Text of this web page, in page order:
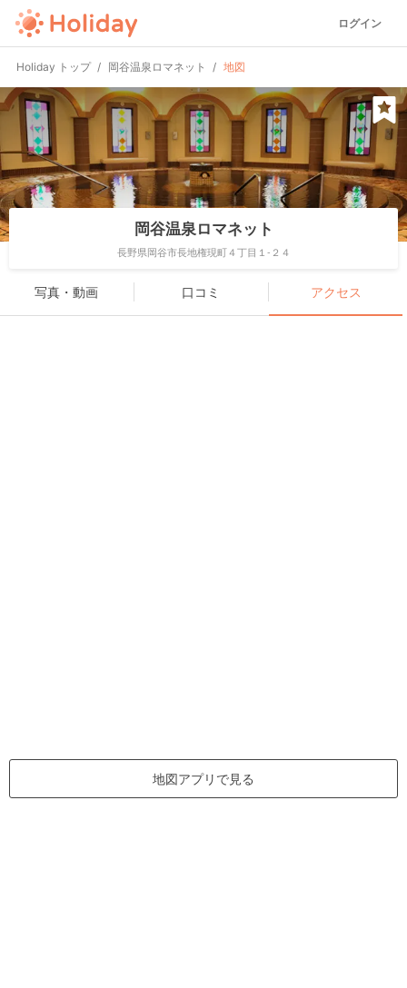
ログイン
Holiday トップ 岡谷温泉ロマネット 地図
岡谷温泉ロマネット
長野県岡谷市長地権現町４丁目１-２４
写真・動画 口コミ アクセス
地図アプリで見る